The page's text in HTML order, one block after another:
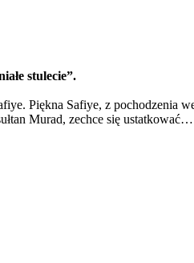
stulecie”.
Piękna Safiye, z pochodzenia
Murad, zechce się